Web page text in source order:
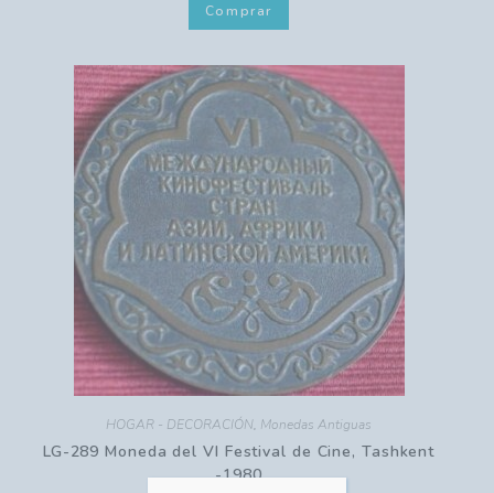
Comprar
HOGAR - DECORACIÓN, Monedas Antiguas
LG-289 Moneda del VI Festival de Cine, Tashkent
-1980